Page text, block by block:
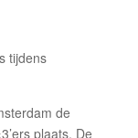
de
plaats. De